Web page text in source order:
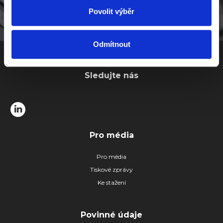
získali v důsledku toho, že používáte jejich služby.
Povolit výběr
Odmítnout
Sledujte nás
Pro média
Pro média
Tiskové zprávy
Ke stažení
Povinné údaje